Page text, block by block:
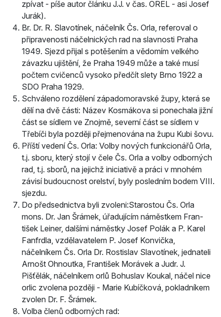
zpívat - píše autor článku J.J. v čas. OREL - asi Josef
Jurák).
Br. Dr. R. Slavotínek, náčelník Čs. Orla, referoval o
připravenosti náčelnických rad na slavnosti Praha
1949. Sjezd přijal s potěšením a vědomím velkého
závazku ujištění, že Praha 1949 může a také musí
počtem cvičenců vysoko předčít slety Brno 1922 a
SDO Praha 1929.
Schváleno rozdělení západomoravské župy, která se
dělí na dvě části: Název Kosmákova si ponechala jižní
část se sídlem ve Znojmě, severní část se sídlem v
Třebíči byla později přejmenována na župu Kubi­ šovu.
Příští vedení Čs. Orla: Volby nových funkcionářů Orla,
t.j. sboru, který stojí v čele Čs. Orla a volby odborných
rad, t.j. sborů, na jejichž iniciativě a práci v mnohém
závisí budoucnost orelství, byly posledním bodem VIII.
sjezdu.
Do předsednictva byli zvoleni:Starostou Čs. Orla
mons. Dr. Jan Šrámek, úřadujícím náměstkem Fran­
tišek Leiner, dalšími náměstky Josef Polák a P. Karel
Fanfrdla, vzdělavatelem P. Josef Konvička,
náčelníkem Čs. Orla Dr. Rostislav Slavotínek, jednateli
Arnošt Ohnoutka, František Morávek a Judr. J.
Pišťělák, náčelníkem orlů Bohuslav Koukal, náčel­ nice
orlic zvolena později - Marie Kubíčková, pokladníkem
zvolen Dr. F. Šrámek.
Volba členů odborných rad: